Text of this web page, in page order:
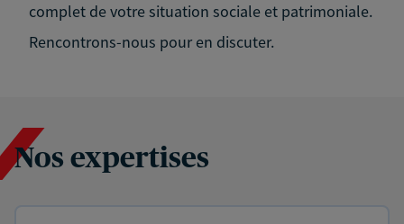
complet de votre situation sociale et patrimoniale.
Rencontrons-nous pour en discuter.
Nos expertises